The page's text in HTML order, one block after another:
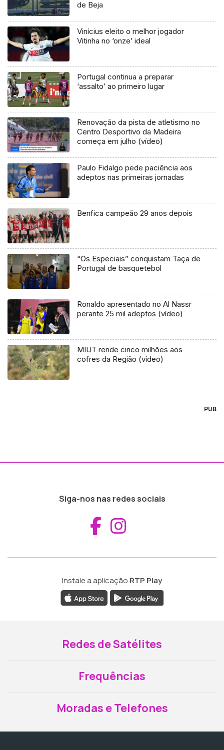
de Beja
Vinícius eleito o melhor jogador
Vitinha no ‘onze’ ideal
Portugal continua a preparar
‘assalto’ ao primeiro lugar
Renovação da pista de atletismo no
Centro Desportivo da Madeira
começa em julho (vídeo)
Paulo Fidalgo pede paciência aos
adeptos nas primeiras jornadas
Benfica campeão 29 anos depois
“Os Especiais” conquistam Taça de
Portugal de basquetebol
Ronaldo apresentado no Al Nassr
perante 25 mil adeptos (vídeo)
MIUT rende cinco milhões aos
cofres da Região (vídeo)
PUB
Siga-nos nas redes sociais
Aceder ao
Instale a aplicação RTP Play
Redes de Satélites
Frequências
Moradas e Telefones